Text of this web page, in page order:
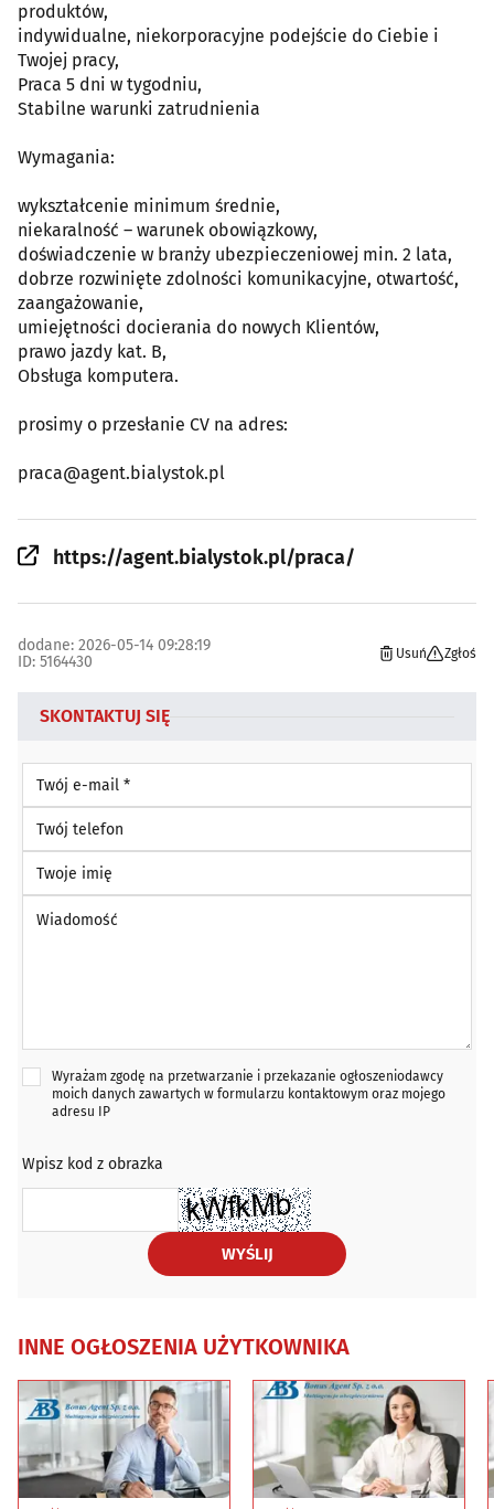
produktów,
indywidualne, niekorporacyjne podejście do Ciebie i
Twojej pracy,
Praca 5 dni w tygodniu,
Stabilne warunki zatrudnienia
Wymagania:
wykształcenie minimum średnie,
niekaralność – warunek obowiązkowy,
doświadczenie w branży ubezpieczeniowej min. 2 lata,
dobrze rozwinięte zdolności komunikacyjne, otwartość,
zaangażowanie,
umiejętności docierania do nowych Klientów,
prawo jazdy kat. B,
Obsługa komputera.
prosimy o przesłanie CV na adres:
praca@agent.bialystok.pl
https://agent.bialystok.pl/praca/
dodane: 2026-05-14 09:28:19
ID: 5164430
Usuń Zgłoś
SKONTAKTUJ SIĘ
Wyrażam zgodę na przetwarzanie i przekazanie ogłoszeniodawcy
moich danych zawartych w formularzu kontaktowym oraz mojego
adresu IP
Wpisz kod z obrazka
WYŚLIJ
INNE OGŁOSZENIA UŻYTKOWNIKA